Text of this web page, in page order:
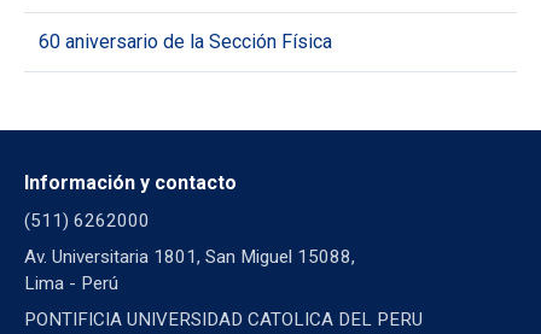
60 aniversario de la Sección Física
Información y contacto
(511) 6262000
Av. Universitaria 1801, San Miguel 15088,
Lima - Perú
PONTIFICIA UNIVERSIDAD CATOLICA DEL PERU